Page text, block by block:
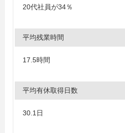
20代社員が34％
平均残業時間
17.5時間
平均有休取得日数
30.1日